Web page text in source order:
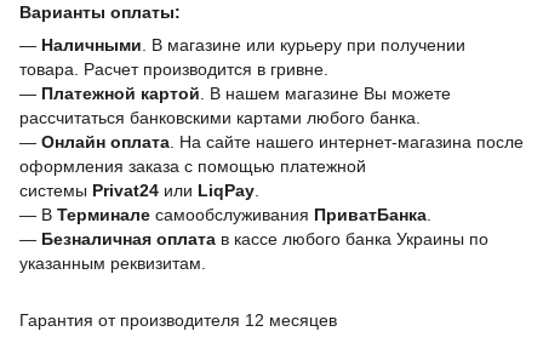
Варианты оплаты:
— Наличными . В магазине или курьеру при получении
товара. Расчет производится в гривне.
— Платежной картой . В нашем магазине Вы можете
рассчитаться банковскими картами любого банка.
— Онлайн оплата . На сайте нашего интернет-магазина после
оформления заказа с помощью платежной
системы Privat24 или LiqPay
— В Терминале самообслуживания ПриватБанка
— Безналичная оплата в кассе любого банка Украины по
указанным реквизитам.
Гарантия от производителя 12 месяцев